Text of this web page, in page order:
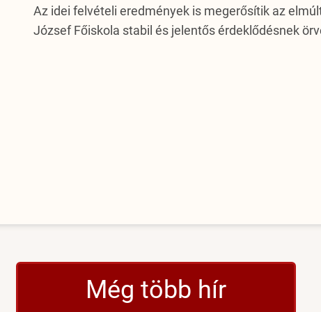
Az idei felvételi eredmények is megerősítik az
József Főiskola stabil és jelentős érdeklődésnek
Még több hír